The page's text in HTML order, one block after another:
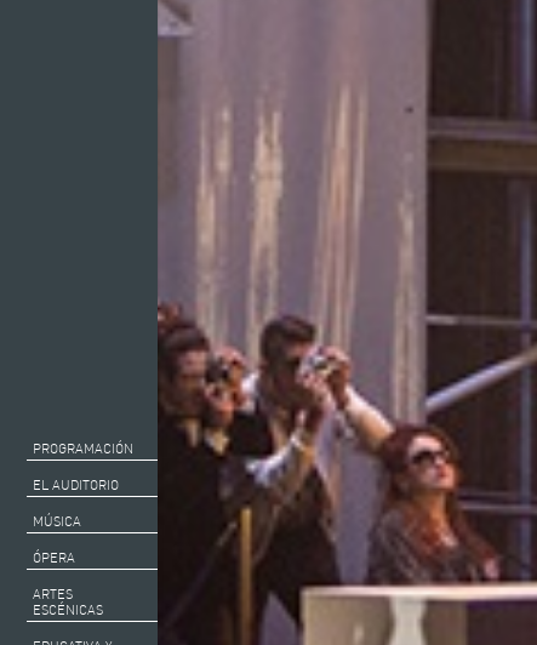
PROGRAMACIÓN
EL AUDITORIO
MÚSICA
ÓPERA
ARTES
ESCÉNICAS